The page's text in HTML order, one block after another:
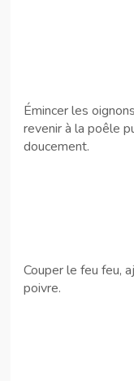
Émincer les
revenir à la poêle
doucement.
Couper le feu feu,
poivre.